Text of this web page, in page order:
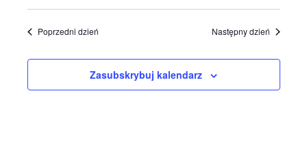
Poprzedni dzień Następny dzień
Zasubskrybuj kalendarz